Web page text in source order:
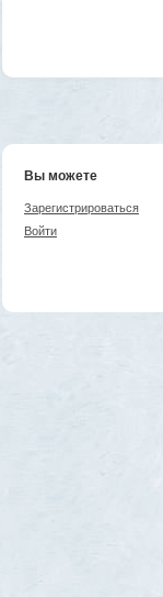
Вы можете
Зарегистрироваться
Войти